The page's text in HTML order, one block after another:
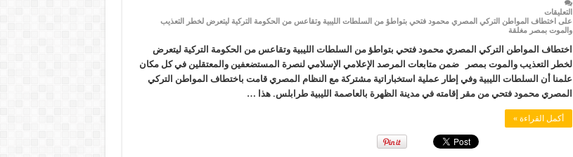
التعليقات
على اختطاف المواطن التركي المصري محمود فتحي بتواطؤ من السلطات الليبية وتقاعس من الحكومة التركية ليتعرض لخطر التعذيب
والموت بمصر مغلقة
اختطاف المواطن التركي المصري محمود فتحي بتواطؤ من السلطات الليبية وتقاعس من الحكومة التركية ليتعرض
لخطر التعذيب والموت بمصر ضمن متابعات المرصد الإعلامي الإسلامي لنصرة المستضعفين والمعتقلين في كل مكان
علمنا أن السلطات الليبية وفي إطار عملية استخباراتية مشتركة مع النظام المصري قامت باختطاف المواطن التركي
المصري محمود فتحي من مقر إقامته في مدينة الظهرة بالعاصمة الليبية طرابلس. هذا …
أكمل القراءة »